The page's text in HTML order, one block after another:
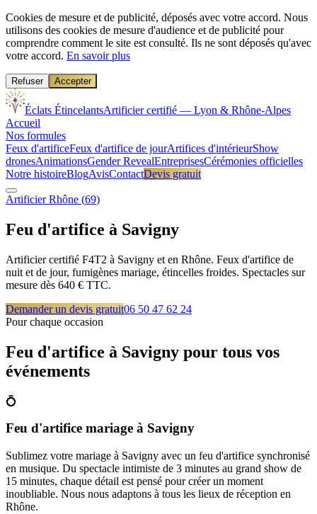
Cookies de mesure et de publicité, déposés avec votre accord. Nous
utilisons des cookies de mesure d'audience et de publicité pour
comprendre comment le site est consulté. Ils ne sont déposés qu'avec
votre accord. En savoir plus
Refuser Accepter
Éclats ÉtincelantsArtificier certifié — Lyon & Rhône-Alpes
Accueil
Nos formules
Feux d'artificeFeux d'artifice de jourArtifices d'intérieurShow
dronesAnimationsGender RevealEntreprisesCérémonies officielles
Notre histoireBlogAvisContactDevis gratuit
ArtificierRhône (69)
Feu d'artifice à Savigny
Artificier certifié F4T2 à Savigny et en Rhône. Feux d'artifice de
nuit et de jour, fumigènes mariage, étincelles froides. Spectacles sur
mesure dès 640 € TTC.
Demander un devis gratuit06 50 47 62 24
Pour chaque occasion
Feu d'artifice à Savigny pour tous vos
événements
💍
Feu d'artifice mariage à Savigny
Sublimez votre mariage à Savigny avec un feu d'artifice synchronisé
en musique. Du spectacle intimiste de 3 minutes au grand show de
15 minutes, chaque détail est pensé pour créer un moment
inoubliable. Nous nous adaptons à tous les lieux de réception en
Rhône.